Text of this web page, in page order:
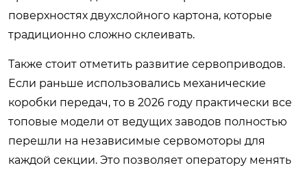
поверхностях двухслойного картона, которые
традиционно сложно склеивать.
Также стоит отметить развитие сервоприводов.
Если раньше использовались механические
коробки передач, то в 2026 году практически все
топовые модели от ведущих заводов полностью
перешли на независимые сервомоторы для
каждой секции. Это позволяет оператору менять